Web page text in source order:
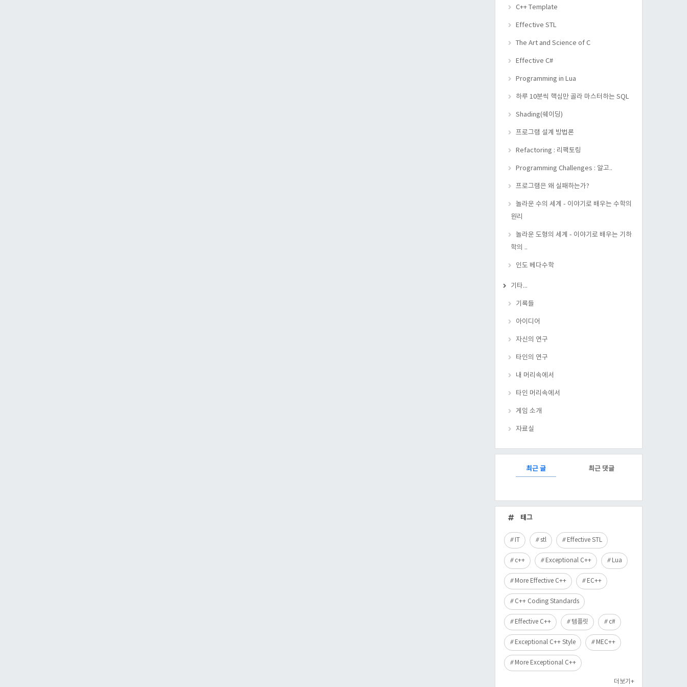
C++ Template
Effective STL
The Art and Science of C
Effective C#
Programming in Lua
하루 10분씩 핵심만 골라 마스터하는 SQL
Shading(쉐이딩)
프로그램 설계 방법론
Refactoring : 리팩토링
Programming Challenges : 알고..
프로그램은 왜 실패하는가?
놀라운 수의 세계 - 이야기로 배우는 수학의
원리
놀라운 도형의 세계 - 이야기로 배우는 기하
학의 ..
인도 베다수학
기타...
기록들
아이디어
자신의 연구
타인의 연구
내 머리속에서
타인 머리속에서
게임 소개
자료실
RECENTLY최근 글 최근 댓글
근
글
태그
IT stl Effective STL
c++ Exceptional C++ Lua
More Effective C++ EC++
C++ Coding Standards
Effective C++ 템플릿 c#
Exceptional C++ Style MEC++
More Exceptional C++
더보기+